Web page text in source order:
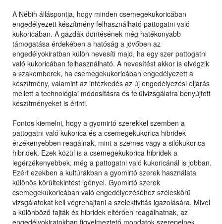
A Nébih álláspontja, hogy minden csemegekukoricában
engedélyezett készítmény felhasználható pattogatni való
kukoricában. A gazdák döntésének még hatékonyabb
támogatása érdekében a hatóság a jövőben az
engedélyokiratban külön nevesíti majd, ha egy szer pattogatni
való kukoricában felhasználható. A nevesítést akkor is elvégzik
a szakemberek, ha csemegekukoricában engedélyezett a
készítmény, valamint az intézkedés az új engedélyezési eljárás
mellett a technológiai módosításra és felülvizsgálatra benyújtott
készítményeket is érinti.
Fontos kiemelni, hogy a gyomirtó szerekkel szemben a
pattogatni való kukorica és a csemegekukorica hibridek
érzékenyebben reagálnak, mint a szemes vagy a silókukorica
hibridek. Ezek közül is a csemegekukorica hibridek a
legérzékenyebbek, még a pattogatni való kukoricánál is jobban.
Ezért ezekben a kultúrákban a gyomirtó szerek használata
különös körültekintést igényel. Gyomirtó szerek
csemegekukoricában való engedélyezéséhez széleskörű
vizsgálatokat kell végrehajtani a szelektivitás igazolására. Mivel
a különböző fajták és hibridek eltérően reagálhatnak, az